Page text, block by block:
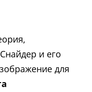
и его
для